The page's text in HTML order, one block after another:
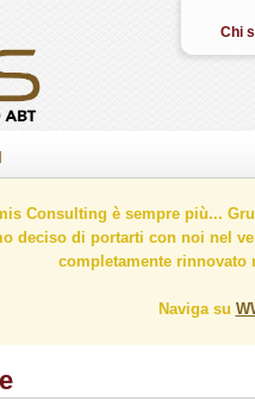
Chi
Consulting è sempre più...
deciso di portarti con noi nel
completamente
Naviga su